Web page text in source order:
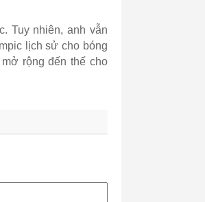
Tuy nhiên, anh vẫn
lịch sử cho bóng
rộng đến thế cho